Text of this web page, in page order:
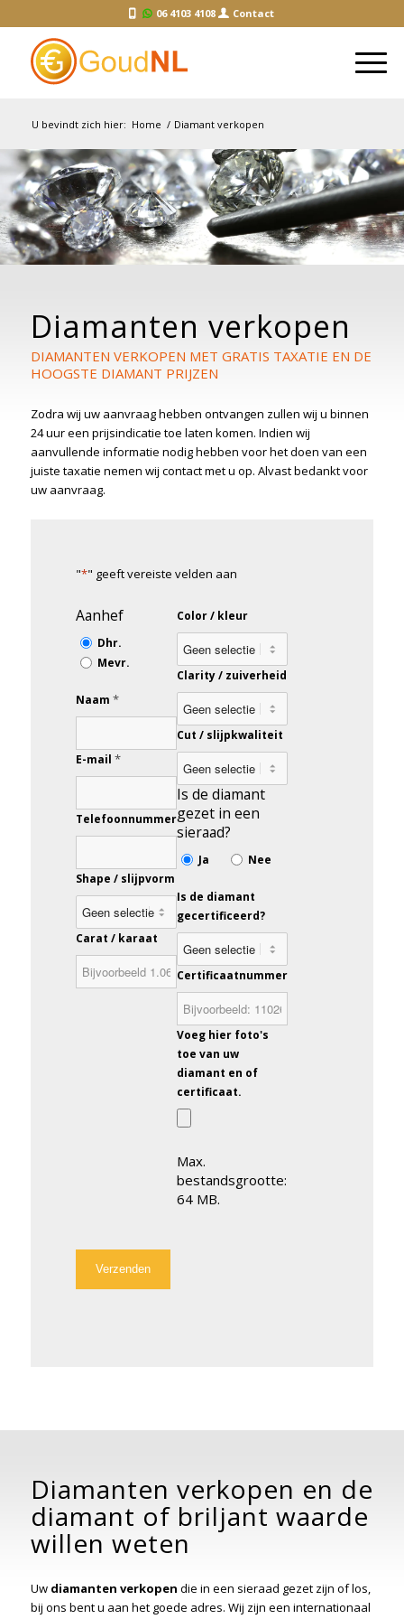
06 4103 4108 Contact
U bevindt zich hier: Home / Diamant verkopen
Diamanten verkopen
DIAMANTEN VERKOPEN MET GRATIS TAXATIE EN DE
HOOGSTE DIAMANT PRIJZEN
Zodra wij uw aanvraag hebben ontvangen zullen wij u binnen
24 uur een prijsindicatie toe laten komen. Indien wij
aanvullende informatie nodig hebben voor het doen van een
juiste taxatie nemen wij contact met u op. Alvast bedankt voor
uw aanvraag.
"*" geeft vereiste velden aan
Aanhef
Dhr.
Mevr.
Naam *
E-mail *
Telefoonnummer
Shape / slijpvorm
Carat / karaat
Color / kleur
Clarity / zuiverheid
Cut / slijpkwaliteit
Is de diamant
gezet in een
sieraad?
Ja Nee
Is de diamant
gecertificeerd?
Certificaatnummer
Voeg hier foto's
toe van uw
diamant en of
certificaat.
Max.
bestandsgrootte:
64 MB.
Diamanten verkopen en de
diamant of briljant waarde
willen weten
Uw diamanten verkopen die in een sieraad gezet zijn of los,
bij ons bent u aan het goede adres. Wij zijn een internationaal